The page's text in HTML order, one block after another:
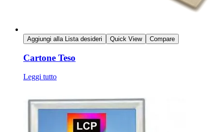
Aggiungi alla Lista desideri Quick View Compare
Cartone Teso
Leggi tutto